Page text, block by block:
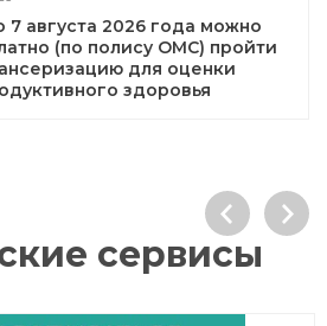
7 августа 2026 года можно
(по полису ОМС) пройти
для оценки
здоровья
сервисы